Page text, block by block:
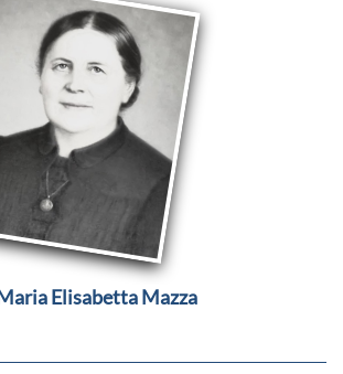
Elisabetta Mazza